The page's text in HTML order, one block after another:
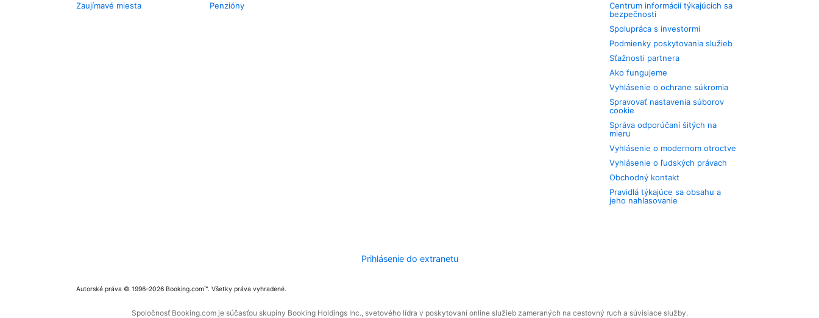
Zaujímavé miesta
Penzióny
Centrum informácií týkajúcich sa
bezpečnosti
Spolupráca s investormi
Podmienky poskytovania služieb
Sťažnosti partnera
Ako fungujeme
Vyhlásenie o ochrane súkromia
Spravovať nastavenia súborov
cookie
Správa odporúčaní šitých na
mieru
Vyhlásenie o modernom otroctve
Vyhlásenie o ľudských právach
Obchodný kontakt
Pravidlá týkajúce sa obsahu a
jeho nahlasovanie
Prihlásenie do extranetu
Autorské práva © 1996–2026 Booking.com™. Všetky práva vyhradené.
Spoločnosť Booking.com je súčasťou skupiny Booking Holdings Inc., svetového lídra v poskytovaní online služieb zameraných na cestovný ruch a súvisiace služby.